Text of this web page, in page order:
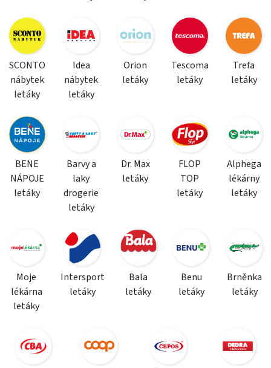
SCONTO
nábytek
letáky
Idea
nábytek
letáky
Orion
letáky
Tescoma
letáky
Trefa
letáky
BENE
NÁPOJE
letáky
Barvy a
laky
drogerie
letáky
Dr. Max
letáky
FLOP
TOP
letáky
Alphega
lékárny
letáky
Moje
lékárna
letáky
Intersport
letáky
Bala
letáky
Benu
letáky
Brněnka
letáky